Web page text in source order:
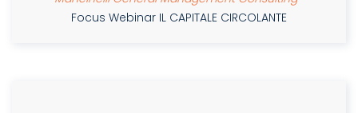
Focus Webinar IL CAPITALE CIRCOLANTE